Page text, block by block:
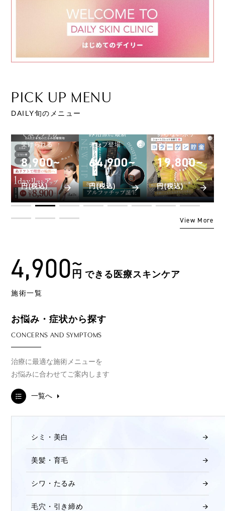
PICK UP MENU
DAILY旬のメニュー
み
チ
アルファチ
ップ
み治療に最新
チップ登場
64,900~
円(税込)
療
切らない糸リ
フト
19,800~
円(税込)
高出力IPL治
療！
14,000~
円(税込)
View More
4,900 円 できる医療スキンケア
施術一覧
お悩み・症状から探す
CONCERNS AND SYMPTOMS
治療に最適な施術メニューを
お悩みに合わせてご案内します
一覧へ
シミ・美白
美髪・育毛
シワ・たるみ
毛穴・引き締め